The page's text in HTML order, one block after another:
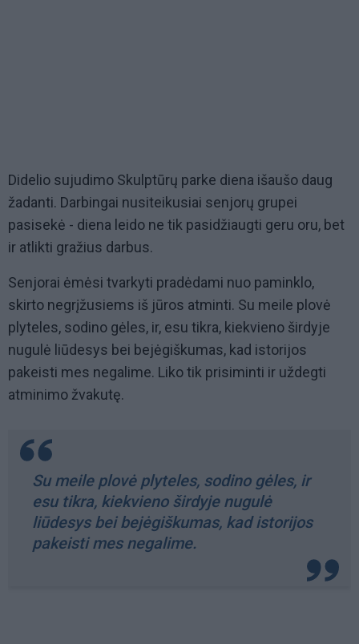
Didelio sujudimo Skulptūrų parke diena išaušo daug
žadanti. Darbingai nusiteikusiai senjorų grupei
pasisekė - diena leido ne tik pasidžiaugti geru oru, bet
ir atlikti gražius darbus.
Senjorai ėmėsi tvarkyti pradėdami nuo paminklo,
skirto negrįžusiems iš jūros atminti. Su meile plovė
plyteles, sodino gėles, ir, esu tikra, kiekvieno širdyje
nugulė liūdesys bei bejėgiškumas, kad istorijos
pakeisti mes negalime. Liko tik prisiminti ir uždegti
atminimo žvakutę.
Su meile plovė plyteles, sodino gėles, ir
esu tikra, kiekvieno širdyje nugulė
liūdesys bei bejėgiškumas, kad istorijos
pakeisti mes negalime.